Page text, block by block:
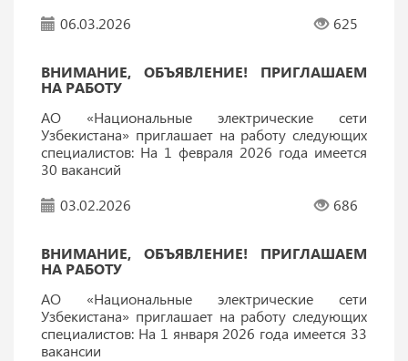
06.03.2026
625
ВНИМАНИЕ, ОБЪЯВЛЕНИЕ! ПРИГЛАШАЕМ
НА РАБОТУ
АО «Национальные электрические сети
Узбекистана» приглашает на работу следующих
специалистов: На 1 февраля 2026 года имеется
30 вакансий
03.02.2026
686
ВНИМАНИЕ, ОБЪЯВЛЕНИЕ! ПРИГЛАШАЕМ
НА РАБОТУ
АО «Национальные электрические сети
Узбекистана» приглашает на работу следующих
специалистов: На 1 января 2026 года имеется 33
вакансии